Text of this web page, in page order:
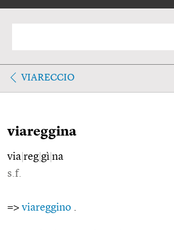
VIARECCIO
viareggina
via reg gì na
s.f.
=> viareggino